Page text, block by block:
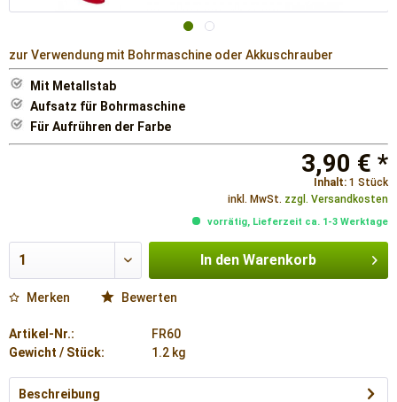
zur Verwendung mit Bohrmaschine oder Akkuschrauber
Mit Metallstab
Aufsatz für Bohrmaschine
Für Aufrühren der Farbe
3,90 € *
Inhalt: 1 Stück
inkl. MwSt. zzgl. Versandkosten
vorrätig, Lieferzeit ca. 1-3 Werktage
In den Warenkorb
Merken Bewerten
Artikel-Nr.:
FR60
Gewicht / Stück:
1.2 kg
Beschreibung